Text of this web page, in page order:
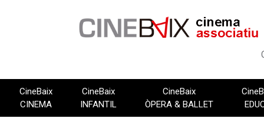
CineBaix
CINEMA
CineBaix
INFANTIL
CineBaix
ÒPERA & BALLET